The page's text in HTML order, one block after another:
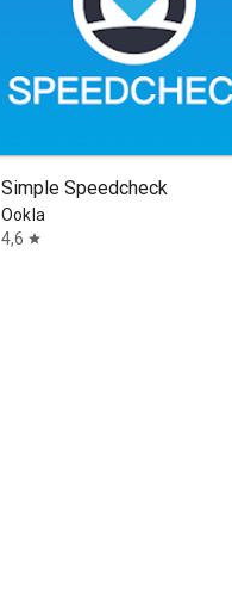
Simple Speedcheck
Ookla
4,6 star